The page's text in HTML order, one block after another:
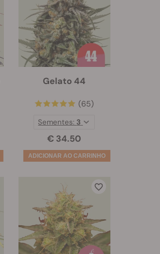
Gelato 44
(65)
€ 34.50
Sementes: 3